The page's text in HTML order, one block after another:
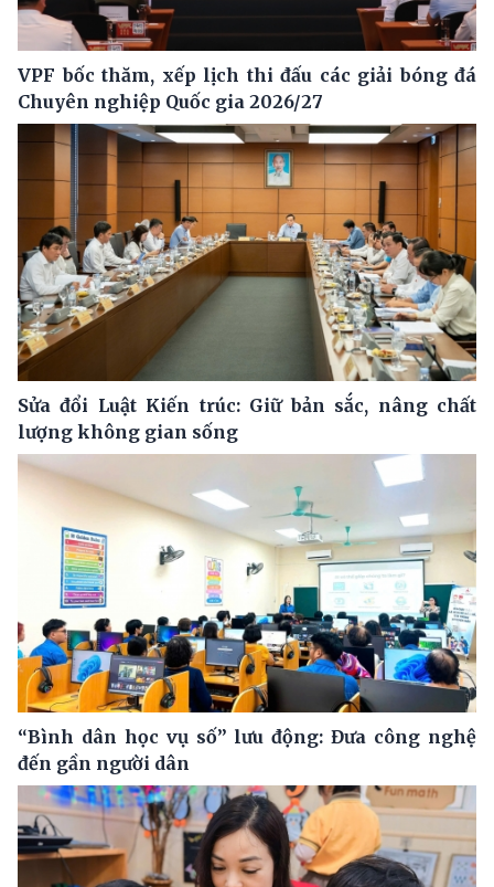
VPF bốc thăm, xếp lịch thi đấu các giải bóng đá
Chuyên nghiệp Quốc gia 2026/27
Sửa đổi Luật Kiến trúc: Giữ bản sắc, nâng chất
lượng không gian sống
“Bình dân học vụ số” lưu động: Đưa công nghệ
đến gần người dân